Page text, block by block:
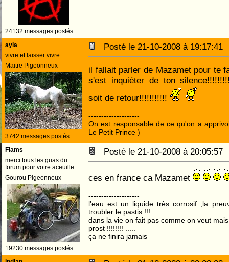
24132 messages postés
ayla
vivre et laisser vivre
Maitre Pigeonneux
3742 messages postés
Posté le 21-10-2008 à
il fallait parler de Mazamet pour te
s'est inquiéter de ton
soit de retour!!!!!!!!!!!
--------------------
On est responsable de ce qu'on a
Le Petit Prince )
Flams
merci tous les guas du
forum pour votre aceuille
Gourou Pigeonneux
19230 messages postés
Posté le 21-10-2008 à
ces en france ca Mazamet
--------------------
l'eau est un liquide très corrosif ,la
troubler le pastis !!!
dans la vie on fait pas comme on veut
prost !!!!!!!! .....
ça ne finira jamais